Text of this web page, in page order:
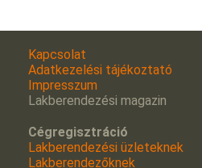
Kapcsolat
Adatkezelési tájékoztató
Impresszum
Lakberendezési magazin
Cégregisztráció
Lakberendezési üzleteknek
Lakberendezőknek